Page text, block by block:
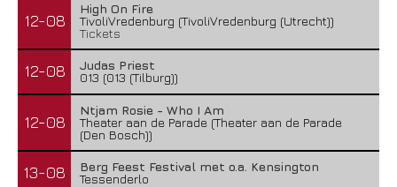
12-08
High On Fire
TivoliVredenburg (TivoliVredenburg (Utrecht))
Tickets
12-08
Judas Priest
013 (013 (Tilburg))
12-08
Ntjam Rosie - Who I Am
Theater aan de Parade (Theater aan de Parade
(Den Bosch))
13-08
Berg Feest Festival met o.a. Kensington
Tessenderlo